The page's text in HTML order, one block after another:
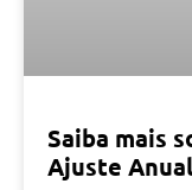
Saiba mais
Ajuste